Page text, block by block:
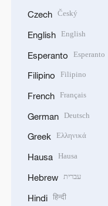
Czech Český
English English
Esperanto Esperanto
Filipino Filipino
French Français
German Deutsch
Greek Ελληνικά
Hausa Hausa
Hebrew עברית
Hindi हिन्दी